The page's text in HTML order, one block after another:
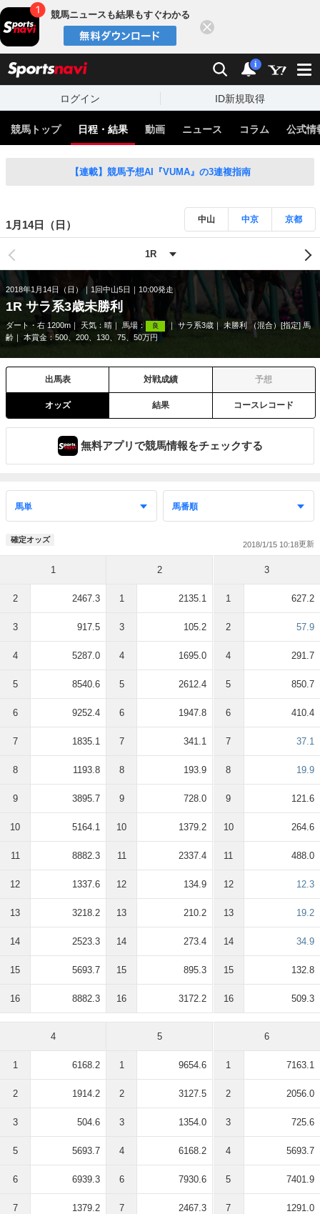
競馬ニュースも結果もすぐわかる
検索 通知
i
ログイン ID新規取得
競馬トップ 日程・結果 動画 ニュース コラム 公式情
【連載】競馬予想AI『VUMA』の3連複指南
1月14日（日） 中山 中京 京都
2018年1月14日（日） 1回中山5日 10:00発走
1R サラ系3歳未勝利
ダート・右 1200m 天気： 晴 馬場： 良 サラ系3歳
未勝利 （混合）[指定] 馬
齢
本賞金：500、200、130、75、50万円
出馬表 対戦成績 予想
オッズ 結果 コースレコード
無料アプリで競馬情報をチェックする
確定オッズ
2018/1/15 10:18
1
2 2467.3
3 917.5
4 5287.0
5 8540.6
6 9252.4
7 1835.1
8 1193.8
9 3895.7
10 5164.1
11 8882.3
12 1337.6
13 3218.2
14 2523.3
15 5693.7
16 8882.3
2
1 2135.1
3 105.2
4 1695.0
5 2612.4
6 1947.8
7 341.1
8 193.9
9 728.0
10 1379.2
11 2337.4
12 134.9
13 210.2
14 273.4
15 895.3
16 3172.2
3
1 627.2
2 57.9
4 291.7
5 850.7
6 410.4
7 37.1
8 19.9
9 121.6
10 264.6
11 488.0
12 12.3
13 19.2
14 34.9
15 132.8
16 509.3
4
1 6168.2
2 1914.2
3 504.6
5 5693.7
6 6939.3
7 1379.2
5
1 9654.6
2 3127.5
3 1354.0
4 6168.2
6 7930.6
7 2467.3
6
1 7163.1
2 2056.0
3 725.6
4 5693.7
5 7401.9
7 1291.0